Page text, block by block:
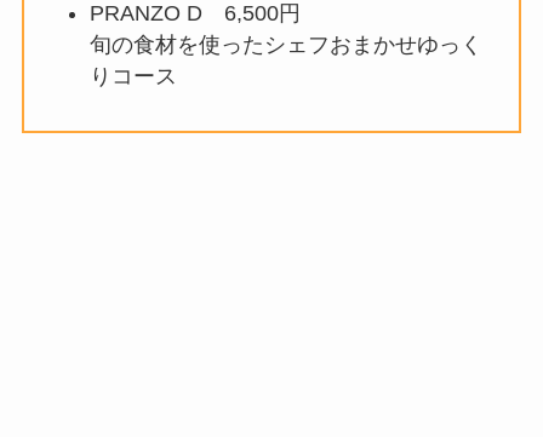
PRANZO D 6,500円
旬の食材を使ったシェフおまかせゆっく
りコース